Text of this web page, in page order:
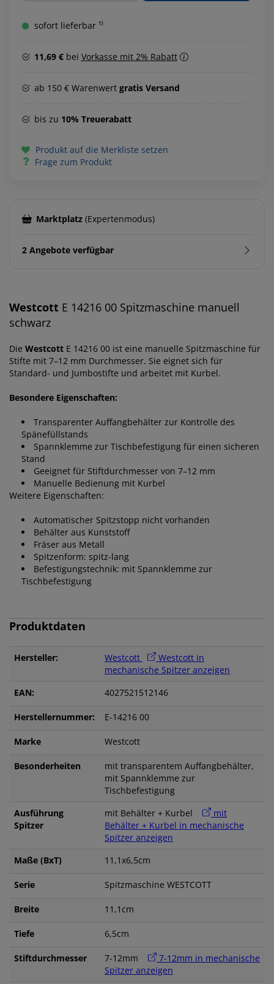
sofort lieferbar ¹⁾
11,69 €bei Vorkasse mit 2% Rabatt
ab 150 € Warenwert gratis Versand
bis zu 10% Treuerabatt
Produkt auf die Merkliste setzen
Frage zum Produkt
Marktplatz(Expertenmodus)
2 Angebote verfügbar
Westcott E 14216 00 Spitzmaschine manuell
schwarz
Die Westcott E 14216 00 ist eine manuelle Spitzmaschine für
Stifte mit 7–12 mm Durchmesser. Sie eignet sich für
Standard- und Jumbostifte und arbeitet mit Kurbel.
Besondere Eigenschaften:
Transparenter Auffangbehälter zur Kontrolle des
Spänefüllstands
Spannklemme zur Tischbefestigung für einen sicheren
Stand
Geeignet für Stiftdurchmesser von 7–12 mm
Manuelle Bedienung mit Kurbel
Weitere Eigenschaften:
Automatischer Spitzstopp nicht vorhanden
Behälter aus Kunststoff
Fräser aus Metall
Spitzenform: spitz-lang
Befestigungstechnik: mit Spannklemme zur
Tischbefestigung
Produktdaten
Hersteller: Westcott
Westcott in
mechanische Spitzer anzeigen
EAN:
4027521512146
Herstellernummer: E-14216 00
Marke Westcott
Besonderheiten
mit transparentem Auffangbehälter,
mit Spannklemme zur
Tischbefestigung
Ausführung
Spitzer
mit Behälter + Kurbel
mit
Behälter + Kurbel in mechanische
Spitzer anzeigen
Maße (BxT)
11,1x6,5cm
Serie Spitzmaschine WESTCOTT
Breite 11,1cm
Tiefe 6,5cm
Stiftdurchmesser 7-12mm
7-12mm in mechanische
Spitzer anzeigen